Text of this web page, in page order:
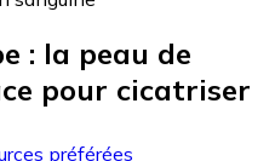
: la peau de
pour cicatriser
préférées